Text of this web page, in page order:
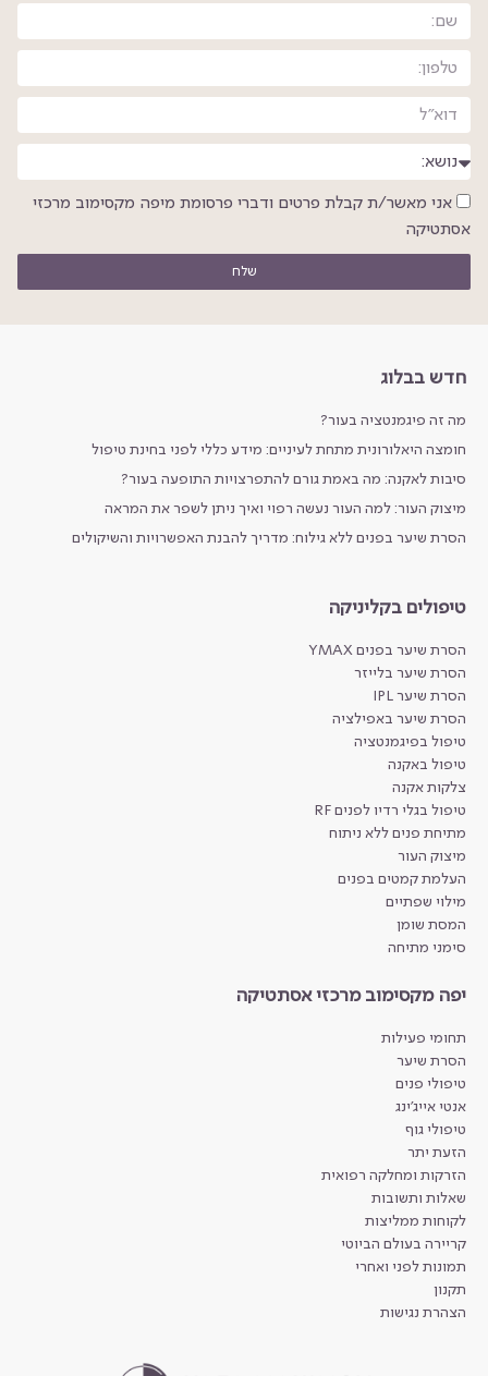
אני מאשר/ת קבלת פרטים ודברי פרסומת מיפה מקסימוב מרכזי
אסתטיקה
שלח
יפה מקסימוב מרכזי אסתטיקה
תחומי פעילות
הסרת שיער
טיפולי פנים
אנטי אייג'ינג
טיפולי גוף
הזעת יתר
הזרקות ומחלקה רפואית
שאלות ותשובות
לקוחות ממליצות
קריירה בעולם הביוטי
תמונות לפני ואחרי
תקנון
הצהרת נגישות
טיפולים בקליניקה
הסרת שיער בפנים YMAX
הסרת שיער בלייזר
הסרת שיער IPL
הסרת שיער באפילציה
טיפול בפיגמנטציה
טיפול באקנה
צלקות אקנה
טיפול בגלי רדיו לפנים RF
מתיחת פנים ללא ניתוח
מיצוק העור
העלמת קמטים בפנים
מילוי שפתיים
המסת שומן
סימני מתיחה
חדש בבלוג
מה זה פיגמנטציה בעור?
חומצה היאלורונית מתחת לעיניים: מידע כללי לפני בחינת טיפול
סיבות לאקנה: מה באמת גורם להתפרצויות התופעה בעור?
מיצוק העור: למה העור נעשה רפוי ואיך ניתן לשפר את המראה
הסרת שיער בפנים ללא גילוח: מדריך להבנת האפשרויות והשיקולים